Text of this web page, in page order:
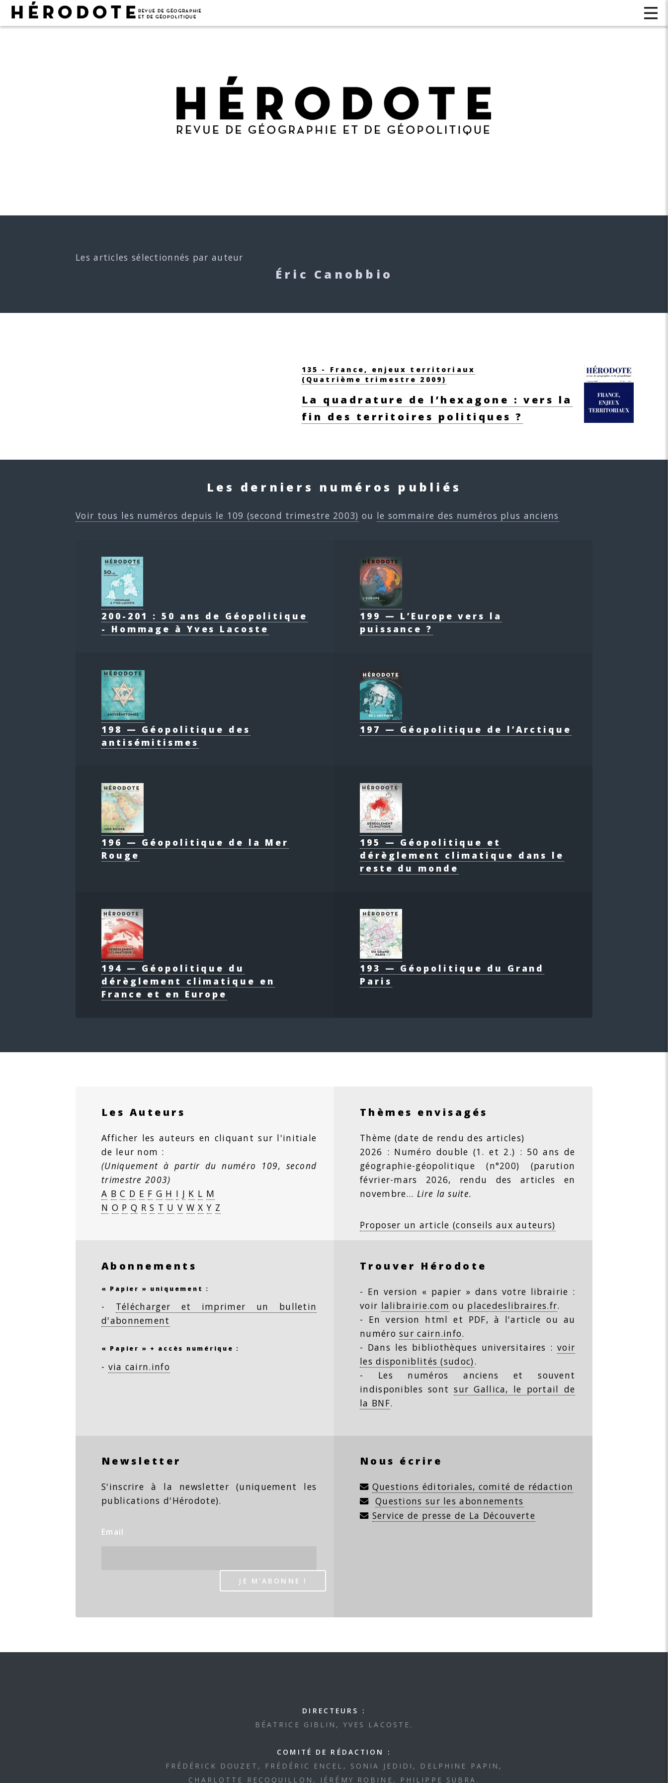
Les articles sélectionnés par auteur
Éric Canobbio
135 - France, enjeux territoriaux
(Quatrième trimestre 2009)
La quadrature de l’hexagone : vers la
fin des territoires politiques ?
Les derniers numéros publiés
Voir tous les numéros depuis le 109 (second trimestre 2003) ou le sommaire des numéros plus anciens
200-201 : 50 ans de Géopolitique
- Hommage à Yves Lacoste
199 — L’Europe vers la
puissance ?
198 — Géopolitique des
antisémitismes
197 — Géopolitique de l’Arctique
196 — Géopolitique de la Mer
Rouge
195 — Géopolitique et
dérèglement climatique dans le
reste du monde
194 — Géopolitique du
dérèglement climatique en
France et en Europe
193 — Géopolitique du Grand
Paris
Les Auteurs
Afficher les auteurs en cliquant sur l'initiale
de leur nom :
(Uniquement à partir du numéro 109, second
trimestre 2003)
A B C D E F G H I J K L M
N O P Q R S T U V W X Y Z
Thèmes envisagés
Thème (date de rendu des articles)
2026 : Numéro double (1. et 2.) : 50 ans de
géographie-géopolitique (n°200) (parution
février-mars 2026, rendu des articles en
novembre…Lire la suite.
Proposer un article (conseils aux auteurs)
Abonnements
« Papier » uniquement :
- Télécharger et imprimer un bulletin
d'abonnement
« Papier » + accès numérique :
- via cairn.info
Trouver Hérodote
- En version « papier » dans votre librairie :
voir lalibrairie.com ou placedeslibraires.fr.
- En version html et PDF, à l'article ou au
numérosur cairn.info.
- Dans les bibliothèques universitaires :voir
les disponiblités (sudoc).
- Les numéros anciens et souvent
indisponibles sontsur Gallica, le portail de
la BNF.
Newsletter
S'inscrire à la newsletter (uniquement les
publications d'Hérodote).
Email
Nous écrire
Questions éditoriales, comité de rédaction
Questions sur les abonnements
Service de presse de La Découverte
DIRECTEURS :
BÉATRICE GIBLIN, YVES LACOSTE.
COMITÉ DE RÉDACTION :
FRÉDÉRICK DOUZET, FRÉDÉRIC ENCEL, SONIA JEDIDI, DELPHINE PAPIN,
CHARLOTTE RECOQUILLON, JÉRÉMY ROBINE, PHILIPPE SUBRA.